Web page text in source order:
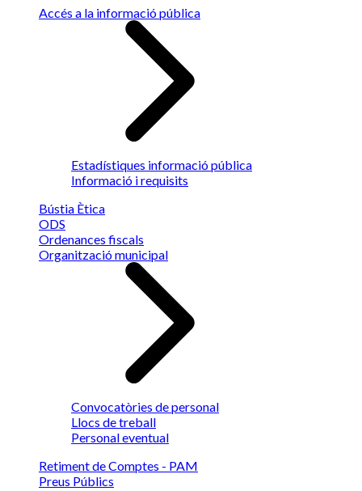
Accés a la informació pública
Estadístiques informació pública
Informació i requisits
Bústia Ètica
ODS
Ordenances fiscals
Organització municipal
Convocatòries de personal
Llocs de treball
Personal eventual
Retiment de Comptes - PAM
Preus Públics